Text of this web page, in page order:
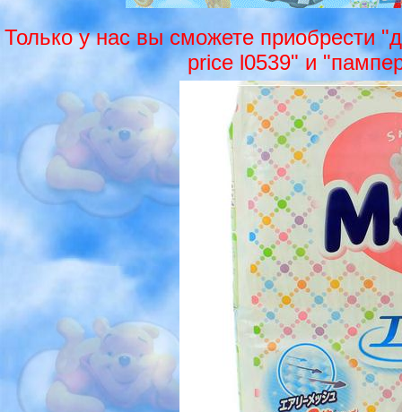
Только у нас вы сможете приобрести
price l0539" и